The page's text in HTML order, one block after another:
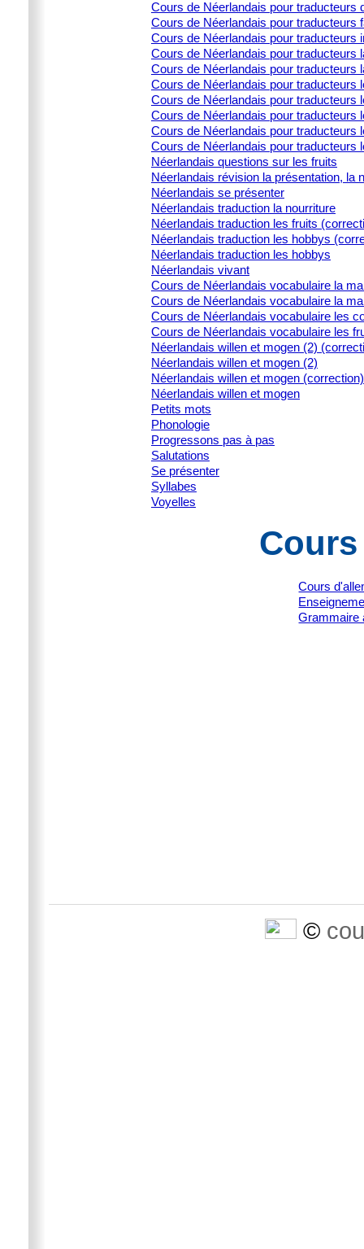
Cours de Néerlandais pour traducteurs
Cours de Néerlandais pour traducteurs
Cours de Néerlandais pour traducteurs
Cours de Néerlandais pour traducteurs
Cours de Néerlandais pour traducteurs
Cours de Néerlandais pour traducteurs
Cours de Néerlandais pour traducteurs
Cours de Néerlandais pour traducteurs
Cours de Néerlandais pour traducteurs
Cours de Néerlandais pour traducteurs
Néerlandais questions sur les fruits
Néerlandais révision la présentation, la
Néerlandais se présenter
Néerlandais traduction la nourriture
Néerlandais traduction les fruits
Néerlandais traduction les hobbys
Néerlandais traduction les hobbys
Néerlandais vivant
Cours de Néerlandais vocabulaire la
Cours de Néerlandais vocabulaire la
Cours de Néerlandais vocabulaire les
Cours de Néerlandais vocabulaire les
Néerlandais willen et mogen (2)
Néerlandais willen et mogen (2)
Néerlandais willen et mogen (correction)
Néerlandais willen et mogen
Petits mots
Phonologie
Progressons pas à pas
Salutations
Se présenter
Syllabes
Voyelles
Cours
Grammaire
©